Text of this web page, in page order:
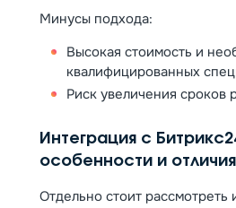
Минусы подхода:
Высокая стоимость и
квалифицированных
Риск увеличения сроков
Интеграция с
особенности и отличия
Отдельно стоит рассмотреть